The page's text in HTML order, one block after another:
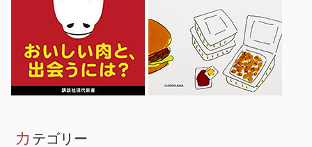
カ テゴリー